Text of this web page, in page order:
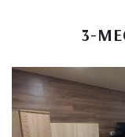
3-